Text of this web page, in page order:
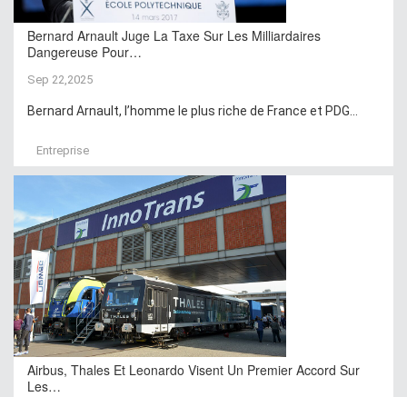
Bernard Arnault Juge La Taxe Sur Les Milliardaires
Dangereuse Pour…
Sep 22,2025
Bernard Arnault, l’homme le plus riche de France et PDG...
Entreprise
Airbus, Thales Et Leonardo Visent Un Premier Accord Sur
Les…